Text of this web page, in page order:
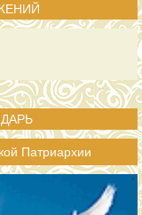
Патриархии